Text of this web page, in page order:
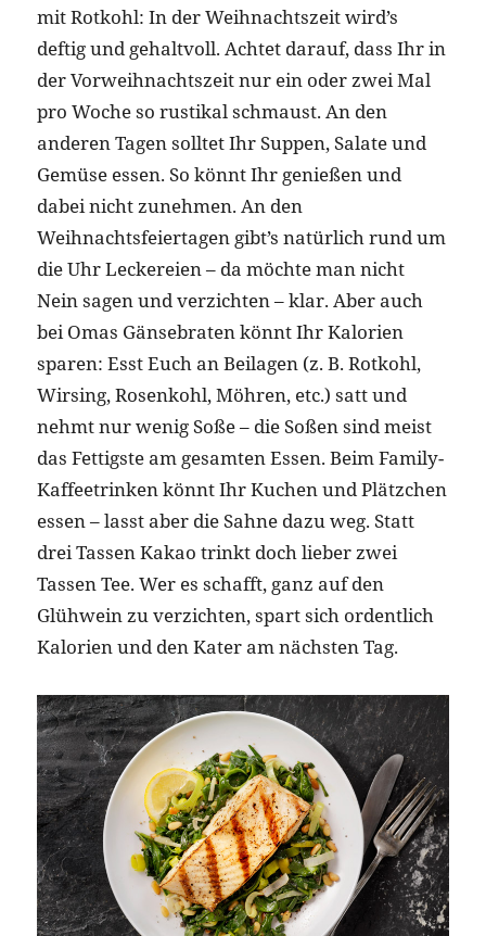
mit Rotkohl: In der Weihnachtszeit wird’s
deftig und gehaltvoll. Achtet darauf, dass Ihr in
der Vorweihnachtszeit nur ein oder zwei Mal
pro Woche so rustikal schmaust. An den
anderen Tagen solltet Ihr Suppen, Salate und
Gemüse essen. So könnt Ihr genießen und
dabei nicht zunehmen. An den
Weihnachtsfeiertagen gibt’s natürlich rund um
die Uhr Leckereien – da möchte man nicht
Nein sagen und verzichten – klar. Aber auch
bei Omas Gänsebraten könnt Ihr Kalorien
sparen: Esst Euch an Beilagen (z. B. Rotkohl,
Wirsing, Rosenkohl, Möhren, etc.) satt und
nehmt nur wenig Soße – die Soßen sind meist
das Fettigste am gesamten Essen. Beim Family-
Kaffeetrinken könnt Ihr Kuchen und Plätzchen
essen – lasst aber die Sahne dazu weg. Statt
drei Tassen Kakao trinkt doch lieber zwei
Tassen Tee. Wer es schafft, ganz auf den
Glühwein zu verzichten, spart sich ordentlich
Kalorien und den Kater am nächsten Tag.